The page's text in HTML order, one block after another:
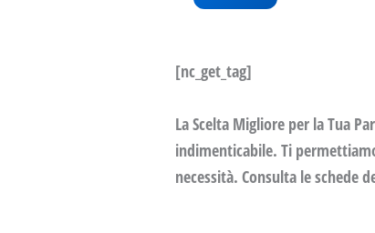
[nc_get_tag]
La Scelta Migliore per la Tua
indimenticabile. Ti
necessità. Consulta le